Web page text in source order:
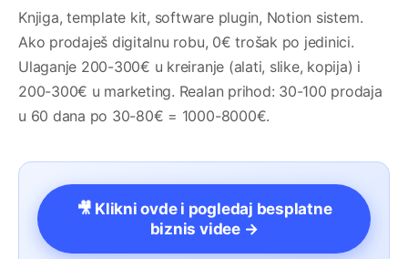
Knjiga, template kit, software plugin, Notion sistem.
Ako prodaješ digitalnu robu, 0€ trošak po jedinici.
Ulaganje 200-300€ u kreiranje (alati, slike, kopija) i
200-300€ u marketing. Realan prihod: 30-100 prodaja
u 60 dana po 30-80€ = 1000-8000€.
🎥 Klikni ovde i pogledaj besplatne
biznis videe →